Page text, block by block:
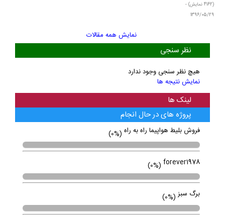
(4162 نمایش) -
1396/05/29
نمایش همه مقالات
نظر سنجی
هیچ نظر سنجی وجود ندارد
نمایش نتیجه ها
لینک ها
پروژه های در حال انجام
فروش بلیط هواپیما راه به راه (0%)
forever1978
(0%)
برگ سبز (0%)